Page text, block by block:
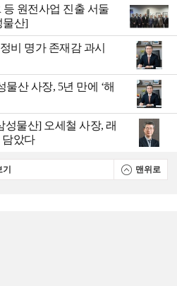
등 원전사업 진출 서둘
물산]
비 명가 존재감 과시
산 사장, 5년 만에 ‘해
물산] 오세철 사장, 래
담았다
맨위로